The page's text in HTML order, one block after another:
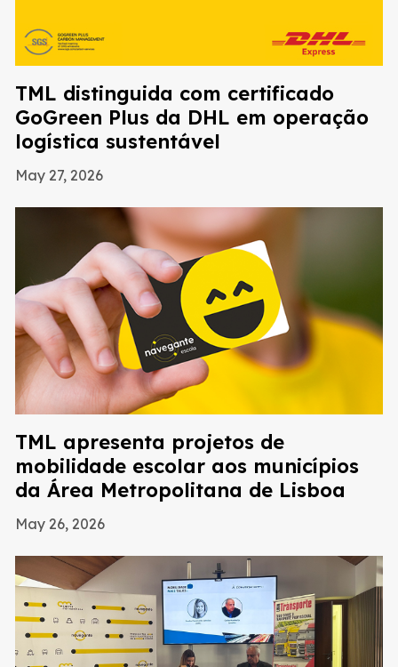
TML distinguida com certificado
GoGreen Plus da DHL em operação
logística sustentável
May 27, 2026
TML apresenta projetos de
mobilidade escolar aos municípios
da Área Metropolitana de Lisboa
May 26, 2026